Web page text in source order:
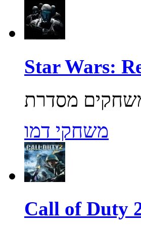
משחקי דמו